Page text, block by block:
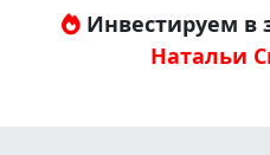
Инвестируем в
Натальи